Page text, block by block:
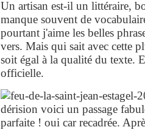
Un artisan est-il un littéraire,
manque souvent de
pourtant j'aime les belles
vers. Mais qui sait avec cette
soit égal à la qualité du texte.
officielle.
dérision voici un passage
parfaite ! oui car recadrée.